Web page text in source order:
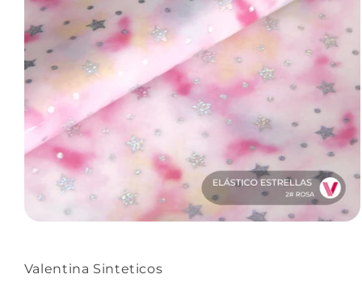
Valentina Sinteticos